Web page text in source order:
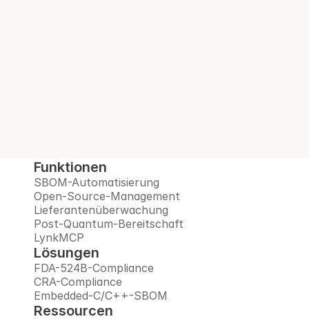
Funktionen
SBOM-Automatisierung
Open-Source-Management
Lieferantenüberwachung
Post-Quantum-Bereitschaft
LynkMCP
Lösungen
FDA-524B-Compliance
CRA-Compliance
Embedded-C/C++-SBOM
Ressourcen